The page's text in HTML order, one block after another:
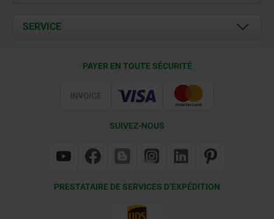
Contact
Documents
SERVICE
PAYER EN TOUTE SÉCURITÉ
SUIVEZ-NOUS
PRESTATAIRE DE SERVICES D’EXPÉDITION